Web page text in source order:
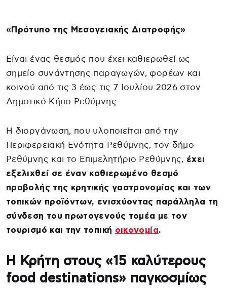
«Πρότυπο της Μεσογειακής Διατροφής»
Είναι ένας θεσμός που έχει καθιερωθεί ως
σημείο συνάντησης παραγωγών, φορέων και
κοινού από τις 3 έως τις 7 Ιουλίου 2026 στον
Δημοτικό Κήπο Ρεθύμνης
Η διοργάνωση, που υλοποιείται από την
Περιφερειακή Ενότητα Ρεθύμνης, τον δήμο
Ρεθύμνης και το Επιμελητήριο Ρεθύμνης, έχει
εξελιχθεί σε έναν καθιερωμένο θεσμό
προβολής της κρητικής γαστρονομίας και των
τοπικών προϊόντων, ενισχύοντας παράλληλα τη
σύνδεση του πρωτογενούς τομέα με τον
τουρισμό και την τοπική οικονομία.
Η Κρήτη στους «15 καλύτερους
food destinations» παγκοσμίως